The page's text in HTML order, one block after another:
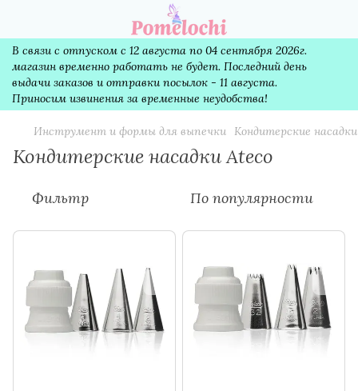
В связи с отпуском с 12 августа по 04 сентября 2026г.
магазин временно работать не будет. Последний день
выдачи заказов и отправки посылок - 11 августа.
Приносим извинения за временные неудобства!
Инструмент и формы для выпечки Кондитерские насадки
Кондитерские насадки Ateco
Фильтр По популярности